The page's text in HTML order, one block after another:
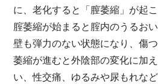
に、老化すると「膣萎縮」が起こ
腟萎縮が始まると腟内のうるお
壁も弾力のない状態になり、傷
萎縮が進むと外陰部の変化に加
い、性交痛、ゆるみや尿もれな